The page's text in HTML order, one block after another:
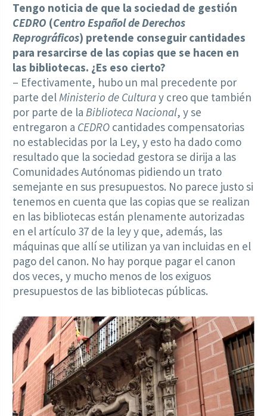
Tengo noticia de que la sociedad de gestión
CEDRO (Centro Español de Derechos
Reprográficos) pretende conseguir cantidades
para resarcirse de las copias que se hacen en
las bibliotecas. ¿Es eso cierto?
– Efectivamente, hubo un mal precedente por
parte delMinisterio de Culturay creo que también
por parte de la Biblioteca Nacional, y se
entregaron a CEDRO cantidades compensatorias
no establecidas por la Ley, y esto ha dado como
resultado que la sociedad gestora se dirija a las
Comunidades Autónomas pidiendo un trato
semejante en sus presupuestos. No parece justo si
tenemos en cuenta que las copias que se realizan
en las bibliotecas están plenamente autorizadas
en el artículo 37 de la ley y que, además, las
máquinas que allí se utilizan ya van incluidas en el
pago del canon. No hay porque pagar el canon
dos veces, y mucho menos de los exiguos
presupuestos de las bibliotecas públicas.